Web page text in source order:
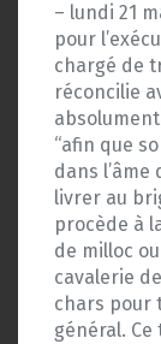
– lundi 21
pour
chargé de
réconcilie
“afin que
dans
livrer au
procède à
de milloc
cavalerie
chars pour
général.